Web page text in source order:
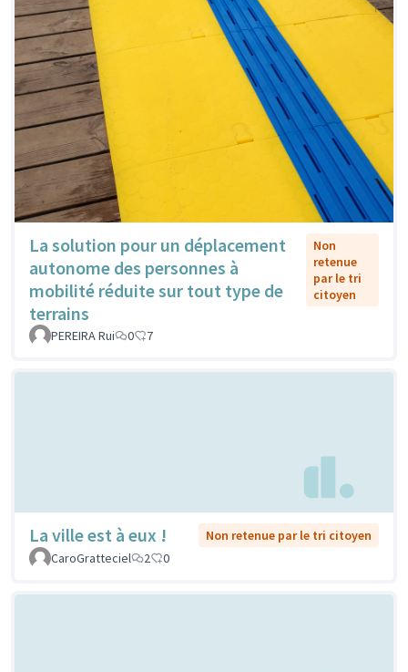
La solution pour un déplacement
autonome des personnes à
mobilité réduite sur tout type de
terrains
Non
retenue
par le tri
citoyen
PEREIRA Rui 0 7
La ville est à eux !
Non retenue par le tri citoyen
CaroGratteciel
2 0